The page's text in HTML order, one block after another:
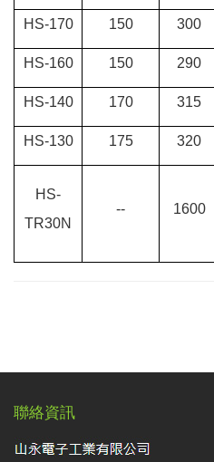
HS-170 150 300
HS-160 150 290
HS-140 170 315
HS-130 175 320
HS-
TR30N
-- 1600
聯絡資訊